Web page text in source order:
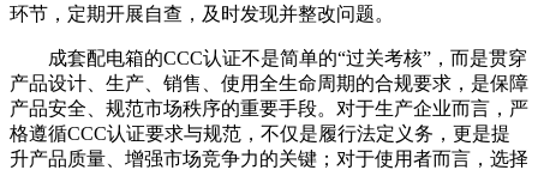
环节，定期开展自查，及时发现并整改问题。
成套配电箱的CCC认证不是简单的“过关考核”，而是贯穿
产品设计、生产、销售、使用全生命周期的合规要求，是保障
产品安全、规范市场秩序的重要手段。对于生产企业而言，严
格遵循CCC认证要求与规范，不仅是履行法定义务，更是提
升产品质量、增强市场竞争力的关键；对于使用者而言，选择